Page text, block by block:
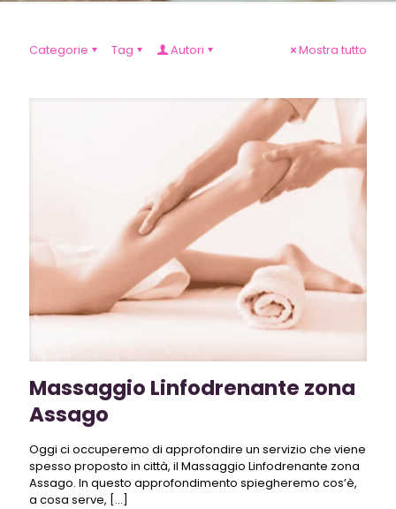
Categorie Tag Autori Mostra tutto
Massaggio Linfodrenante zona
Assago
Oggi ci occuperemo di approfondire un servizio che viene
spesso proposto in città, il Massaggio Linfodrenante zona
Assago. In questo approfondimento spiegheremo cos’è,
a cosa serve, […]